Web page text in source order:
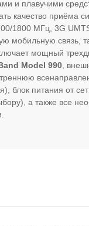
и плавучими
качество приёма
1800 МГц, 3G
мобильную связь,
мощный
Model 990,
блок питания от
а также все